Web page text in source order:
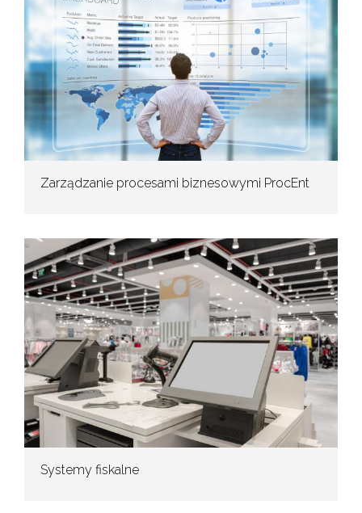
Zarządzanie procesami biznesowymi ProcEnt
Systemy fiskalne